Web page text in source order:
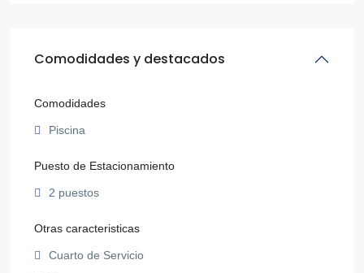
Comodidades y destacados
Comodidades
Piscina
Puesto de Estacionamiento
2 puestos
Otras caracteristicas
Cuarto de Servicio